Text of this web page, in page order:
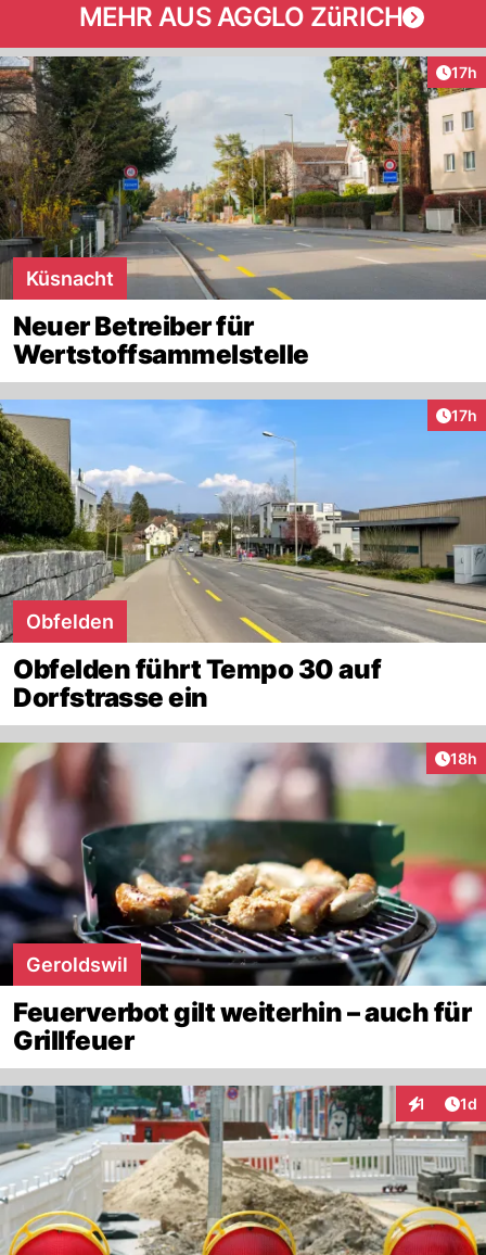
MEHR AUS AGGLO ZüRICH
17h
Küsnacht
Neuer Betreiber für
Wertstoffsammelstelle
17h
Obfelden
Obfelden führt Tempo 30 auf
Dorfstrasse ein
18h
Geroldswil
Feuerverbot gilt weiterhin – auch für
Grillfeuer
1 1d